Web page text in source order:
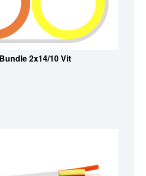
2x14/10 Vit